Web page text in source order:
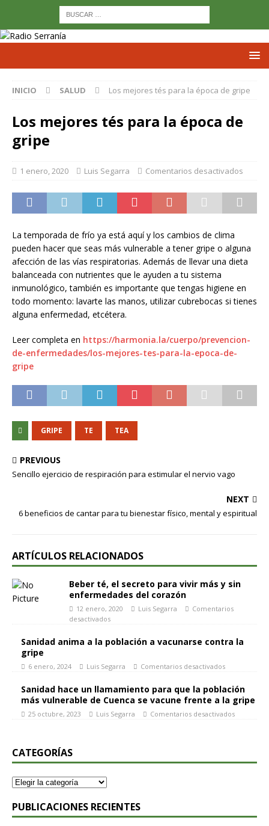
INICIO SALUD Los mejores tés para la época de gripe
Los mejores tés para la época de
gripe
1 enero, 2020 Luis Segarra Comentarios desactivados
La temporada de frío ya está aquí y los cambios de clima
pueden hacer que seas más vulnerable a tener gripe o alguna
afección de las vías respiratorias. Además de llevar una dieta
balanceada con nutrientes que le ayuden a tu sistema
inmunológico, también es importante que tengas higiene en
todo momento: lavarte las manos, utilizar cubrebocas si tienes
alguna enfermedad, etcétera.
Leer completa en https://harmonia.la/cuerpo/prevencion-
de-enfermedades/los-mejores-tes-para-la-epoca-de-
gripe
GRIPE TE TEA
PREVIOUS
Sencillo ejercicio de respiración para estimular el nervio vago
NEXT
6 beneficios de cantar para tu bienestar físico, mental y espiritual
ARTÍCULOS RELACIONADOS
Beber té, el secreto para vivir más y sin
enfermedades del corazón
12 enero, 2020 Luis Segarra
Comentarios
desactivados
Sanidad anima a la población a vacunarse contra la
gripe
6 enero, 2024 Luis Segarra Comentarios desactivados
Sanidad hace un llamamiento para que la población
más vulnerable de Cuenca se vacune frente a la gripe
25 octubre, 2023 Luis Segarra Comentarios desactivados
CATEGORÍAS
PUBLICACIONES RECIENTES